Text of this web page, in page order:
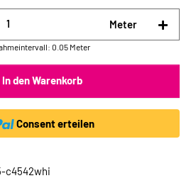
Meter
0.05 Meter
In den Warenkorb
Consent erteilen
c4542whi